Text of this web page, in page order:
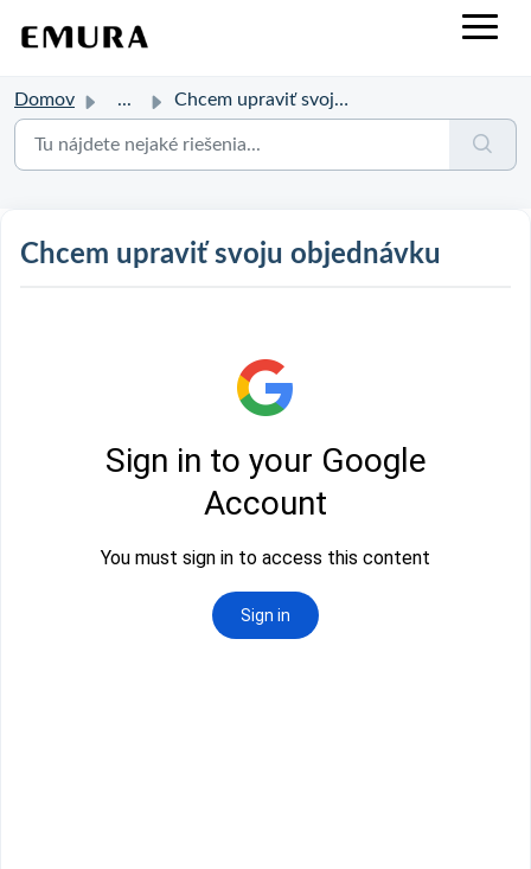
Domov ... Chcem upraviť svoju objednávku
Chcem upraviť svoju objednávku